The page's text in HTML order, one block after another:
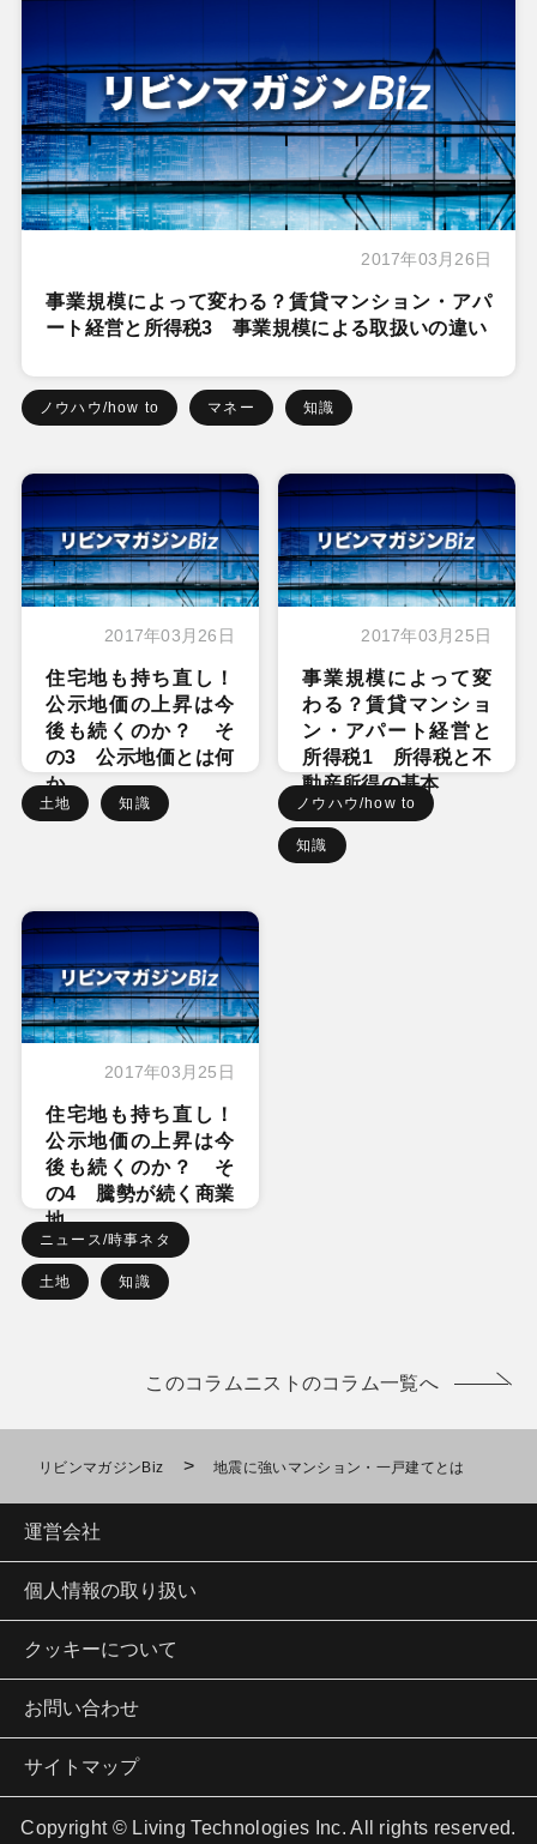
2017年03月26日
事業規模によって変わる？賃貸マンション・アパ
ート経営と所得税3 事業規模による取扱いの違い
ノウハウ/how to マネー 知識
2017年03月26日
住宅地も持ち直し！
公示地価の上昇は今
後も続くのか？ そ
の3 公示地価とは何
か
土地 知識
2017年03月25日
事業規模によって変
わる？賃貸マンショ
ン・アパート経営と
所得税1 所得税と不
動産所得の基本
ノウハウ/how to
知識
2017年03月25日
住宅地も持ち直し！
公示地価の上昇は今
後も続くのか？ そ
の4 騰勢が続く商業
地
ニュース/時事ネタ
土地 知識
このコラムニストのコラム一覧へ
リビンマガジンBiz > 地震に強いマンション・一戸建てとは
運営会社
個人情報の取り扱い
クッキーについて
お問い合わせ
サイトマップ
Copyright © Living Technologies Inc. All rights reserved.